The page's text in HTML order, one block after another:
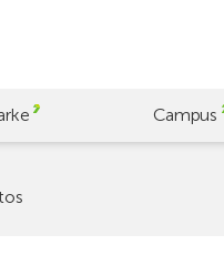
Campus